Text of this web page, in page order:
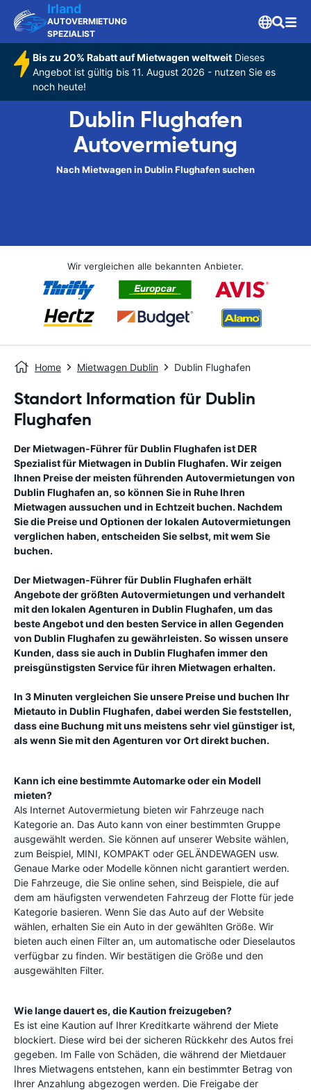
Irland
AUTOVERMIETUNG
SPEZIALIST
Bis zu 20% Rabatt auf Mietwagen weltweitDieses
Angebot ist gültig bis 11. August 2026 - nutzen Sie es
noch heute!
Dublin Flughafen
Autovermietung
Nach Mietwagen in Dublin Flughafen suchen
Wir vergleichen alle bekannten Anbieter.
Home Mietwagen Dublin Dublin Flughafen
Standort Information für Dublin
Flughafen
Der Mietwagen-Führer fürDublin Flughafen ist DER
Spezialist für Mietwagen in Dublin Flughafen. Wir zeigen
Ihnen Preise der meisten führenden Autovermietungen von
Dublin Flughafen an, so können Sie in Ruhe Ihren
Mietwagen aussuchen und in Echtzeit buchen. Nachdem
Sie die Preise und Optionen der lokalen Autovermietungen
verglichen haben, entscheiden Sie selbst, mit wem Sie
buchen.
Der Mietwagen-Führer fürDublin Flughafen erhält
Angebote der größten Autovermietungen und verhandelt
mit den lokalen Agenturen in Dublin Flughafen, um das
beste Angebot und den besten Service in allen Gegenden
von Dublin Flughafen zu gewährleisten. So wissen unsere
Kunden, dass sie auch in Dublin Flughafen immer den
preisgünstigsten Service für ihren Mietwagen erhalten.
In 3 Minuten vergleichen Sie unsere Preise und buchen Ihr
Mietauto in Dublin Flughafen, dabei werden Sie feststellen,
dass eine Buchung mit uns meistens sehr viel günstiger ist,
als wenn Sie mit den Agenturen vor Ort direkt buchen.
Kann ich eine bestimmte Automarke oder ein Modell
mieten?
Als Internet Autovermietung bieten wir Fahrzeuge nach
Kategorie an. Das Auto kann von einer bestimmten Gruppe
ausgewählt werden. Sie können auf unserer Website wählen,
zum Beispiel, MINI, KOMPAKT oder GELÄNDEWAGEN usw.
Genaue Marke oder Modelle können nicht garantiert werden.
Die Fahrzeuge, die Sie online sehen, sind Beispiele, die auf
dem am häufigsten verwendeten Fahrzeug der Flotte für jede
Kategorie basieren. Wenn Sie das Auto auf der Website
wählen, erhalten Sie ein Auto in der gewählten Größe. Wir
bieten auch einen Filter an, um automatische oder Dieselautos
verfügbar zu finden. Wir bestätigen die Größe und den
ausgewählten Filter.
Wie lange dauert es, die Kaution freizugeben?
Es ist eine Kaution auf Ihrer Kreditkarte während der Miete
blockiert. Diese wird bei der sicheren Rückkehr des Autos frei
gegeben. Im Falle von Schäden, die während der Mietdauer
Ihres Mietwagens entstehen, kann ein bestimmter Betrag von
Ihrer Anzahlung abgezogen werden. Die Freigabe der